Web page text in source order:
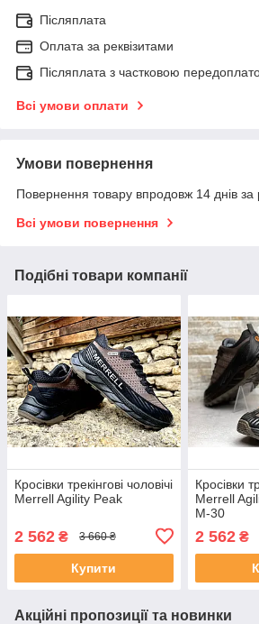
Післяплата
Оплата за реквізитами
Післяплата з частковою
Всі умови оплати
Умови повернення
Повернення товару впродовж 14 днів за
Всі умови повернення
Подібні товари компанії
Кросівки трекінгові чоловічі
Merrell Agility Peak
2 562 ₴ 3 660 ₴
Купити
Кросівки
Merrell
М-30
2 562₴
Акційні пропозиції та новинки